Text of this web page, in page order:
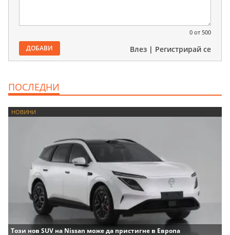
0 от 500
ДОБАВИ Влез | Регистрирай се
ПОСЛЕДНИ
НОВИНИ
Този нов SUV на Nissan може да пристигне в Европа